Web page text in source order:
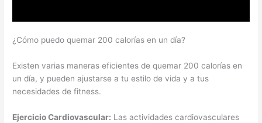
¿Cómo puedo quemar 200 calorías en un día?
Existen varias maneras eficientes de quemar 200 calorías en
un día, y pueden ajustarse a tu estilo de vida y a tus
necesidades de fitness.
Ejercicio Cardiovascular: Las actividades cardiovasculares